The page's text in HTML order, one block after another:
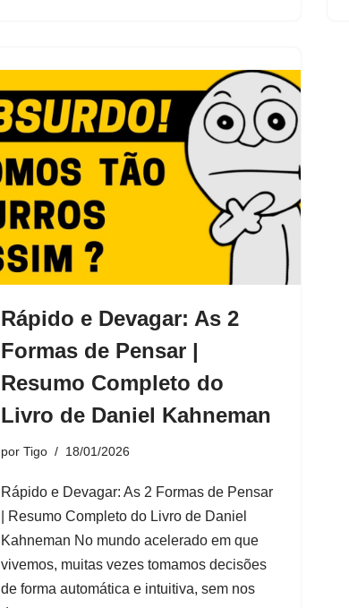
Rápido e Devagar: As 2
Formas de Pensar |
Resumo Completo do
Livro de Daniel Kahneman
por Tigo 18/01/2026
Rápido e Devagar: As 2 Formas de Pensar
| Resumo Completo do Livro de Daniel
Kahneman No mundo acelerado em que
vivemos, muitas vezes tomamos decisões
de forma automática e intuitiva, sem nos